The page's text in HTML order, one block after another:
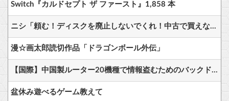
Switch『カルドセプト ザ ファースト』1,858 本
ニシ「頼む！ディスクを廃止しないでくれ！中古で買えなくなるんだ！」
漫☆画太郎読切作品「ドラゴンボール外伝」
【国際】中国製ルーター20機種で情報盗むためのバックドア見つかる 米セキュリティー会社発表
盆休み遊べるゲーム教えて